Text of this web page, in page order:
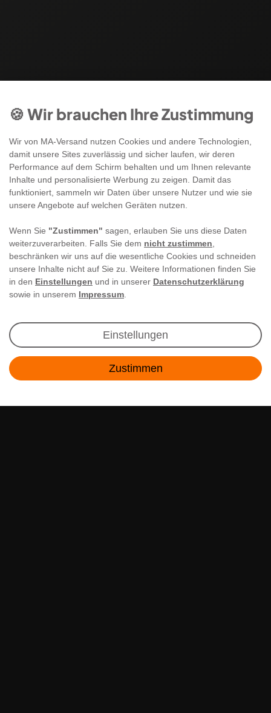
🍪 Wir brauchen Ihre Zustimmung
Wir von MA-Versand nutzen Cookies und andere Technologien,
damit unsere Sites zuverlässig und sicher laufen, wir deren
Performance auf dem Schirm behalten und um Ihnen relevante
Inhalte und personalisierte Werbung zu zeigen. Damit das
funktioniert, sammeln wir Daten über unsere Nutzer und wie sie
unsere Angebote auf welchen Geräten nutzen.
Wenn Sie "Zustimmen" sagen, erlauben Sie uns diese Daten
weiterzuverarbeiten. Falls Sie dem nicht zustimmen
beschränken wir uns auf die wesentliche Cookies und schneiden
unsere Inhalte nicht auf Sie zu. Weitere Informationen finden Sie
in den Einstellungen und in unserer Datenschutzerklärung
sowie in unserem Impressum
Einstellungen
Zustimmen
Newsletter Anmeldung
Angebote & Rabatte per E-Mail erhalten - Geld
sparen war noch nie so einfach!